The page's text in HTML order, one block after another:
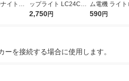
イトラ
ーWL 0
ップライト LC24Cー
WN 06-0987 1個
2,750円
ム電機 ライト
ベース アイ
590円
ーを接続する場合に使用します。